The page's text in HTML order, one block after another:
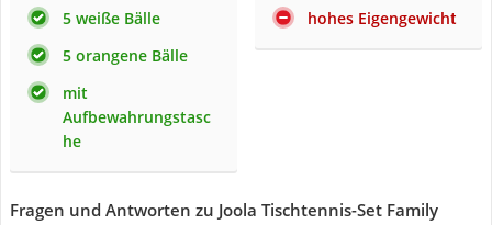
5 weiße Bälle
5 orangene Bälle
mit
Aufbewahrungstasc
he
hohes Eigengewicht
Fragen und Antworten zu Joola Tischtennis-Set Family